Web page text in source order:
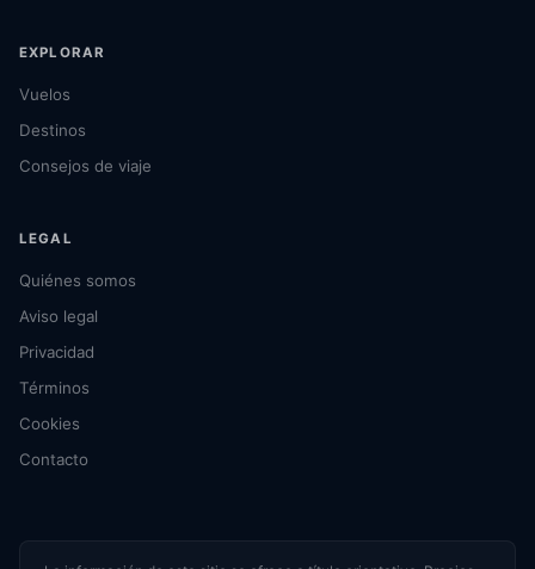
EXPLORAR
Vuelos
Destinos
Consejos de viaje
LEGAL
Quiénes somos
Aviso legal
Privacidad
Términos
Cookies
Contacto